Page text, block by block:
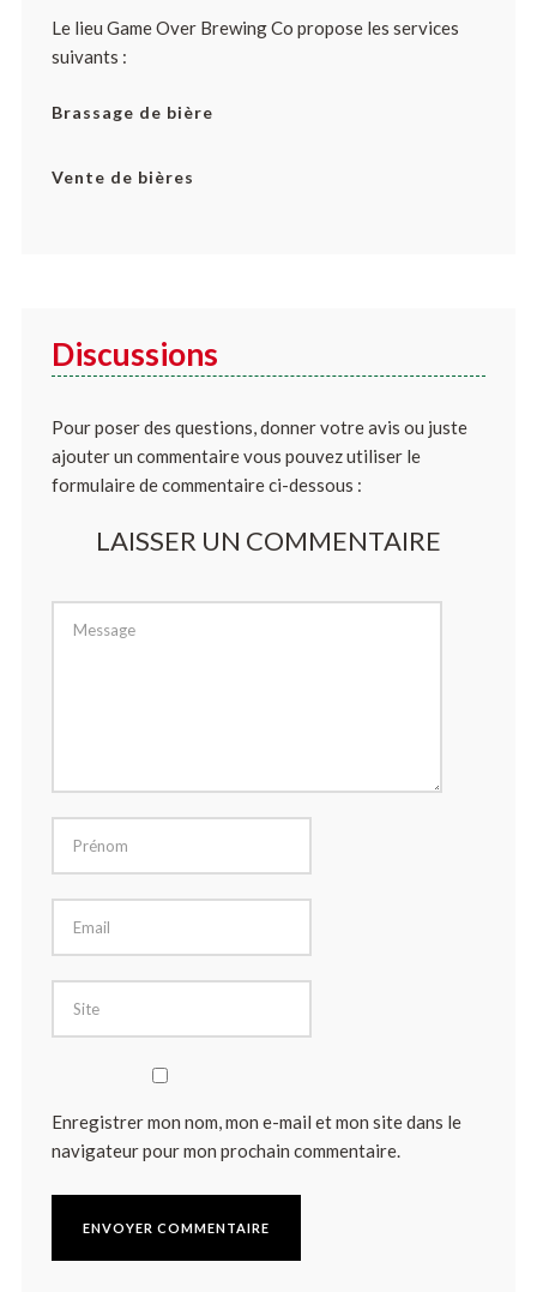
Le lieu Game Over Brewing Co propose les services
suivants :
Brassage de bière
Vente de bières
Discussions
Pour poser des questions, donner votre avis ou juste
ajouter un commentaire vous pouvez utiliser le
formulaire de commentaire ci-dessous :
LAISSER UN COMMENTAIRE
Enregistrer mon nom, mon e-mail et mon site dans le
navigateur pour mon prochain commentaire.